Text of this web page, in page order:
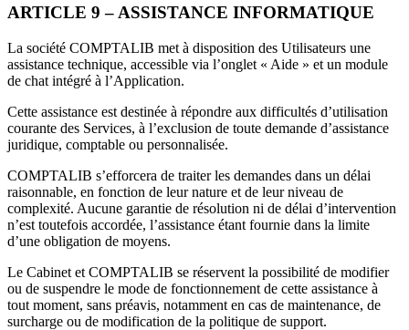
ARTICLE 9 – ASSISTANCE INFORMATIQUE
La société COMPTALIB met à disposition des Utilisateurs une
assistance technique, accessible via l’onglet « Aide » et un module
de chat intégré à l’Application.
Cette assistance est destinée à répondre aux difficultés d’utilisation
courante des Services, à l’exclusion de toute demande d’assistance
juridique, comptable ou personnalisée.
COMPTALIB s’efforcera de traiter les demandes dans un délai
raisonnable, en fonction de leur nature et de leur niveau de
complexité. Aucune garantie de résolution ni de délai d’intervention
n’est toutefois accordée, l’assistance étant fournie dans la limite
d’une obligation de moyens.
Le Cabinet et COMPTALIB se réservent la possibilité de modifier
ou de suspendre le mode de fonctionnement de cette assistance à
tout moment, sans préavis, notamment en cas de maintenance, de
surcharge ou de modification de la politique de support.